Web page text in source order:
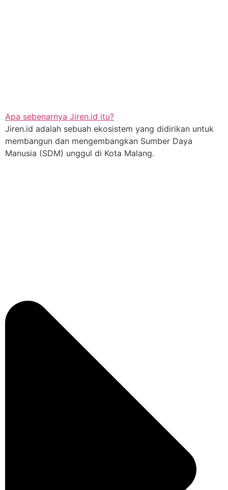
Apa sebenarnya Jiren.id itu?
Jiren.id adalah sebuah ekosistem yang didirikan untuk
membangun dan mengembangkan Sumber Daya
Manusia (SDM) unggul di Kota Malang.